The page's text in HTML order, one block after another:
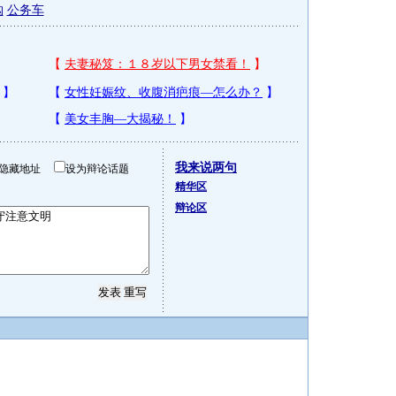
公务车
藏地址 设为辩论话题 我来说两句
精华区
辩论区